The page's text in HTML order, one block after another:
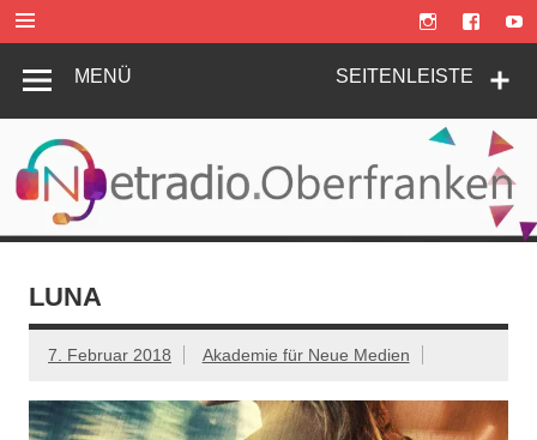
Inhalt
springen
SEITENLEISTE
MENÜ
LUNA
7. Februar 2018 Akademie für Neue Medien